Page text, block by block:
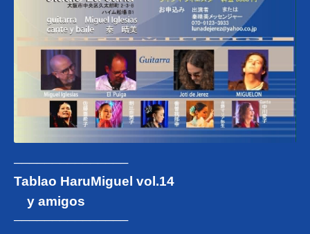
───────────────
Tablao HaruMiguel vol.14
y amigos
───────────────